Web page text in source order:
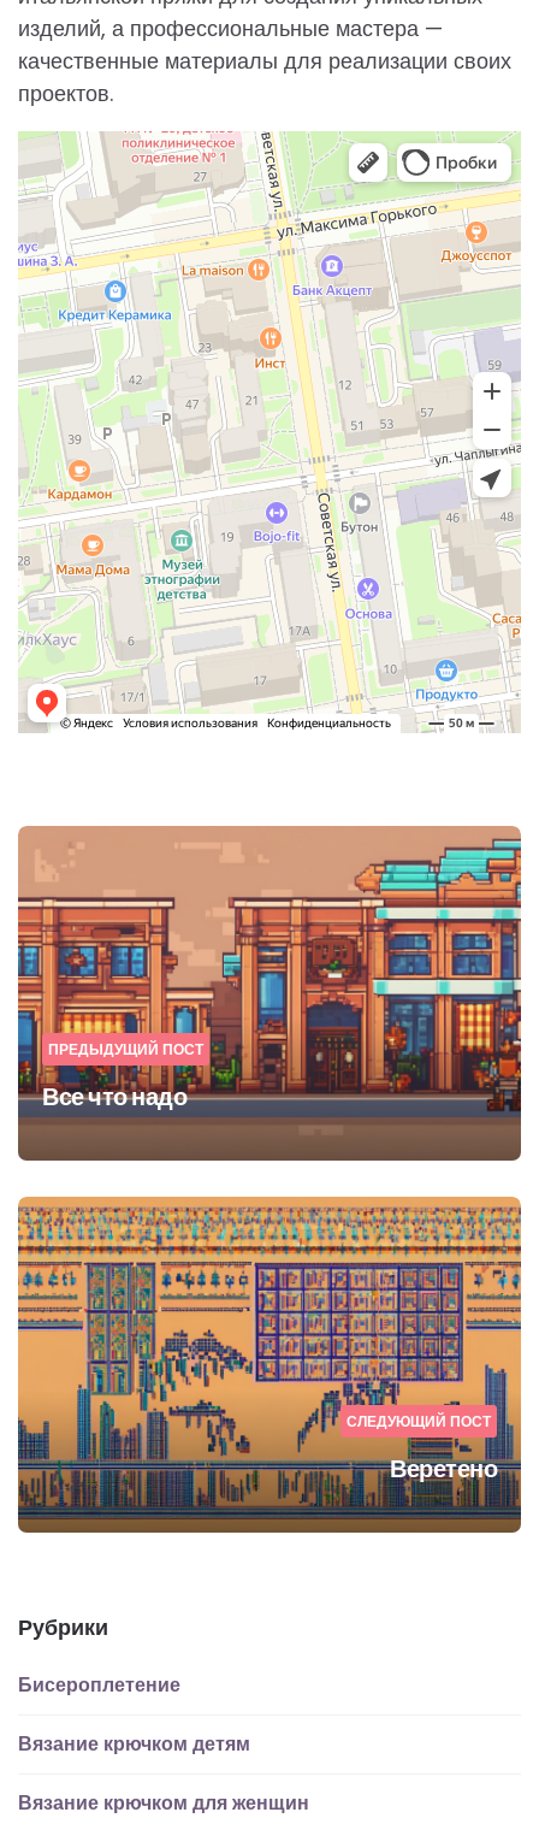
изделий, а профессиональные мастера —
качественные материалы для реализации своих
проектов.
Post
navigation
ПРЕДЫДУЩИЙ ПОСТ
Все что надо
СЛЕДУЮЩИЙ ПОСТ
Веретено
Рубрики
Бисероплетение
Вязание крючком детям
Вязание крючком для женщин